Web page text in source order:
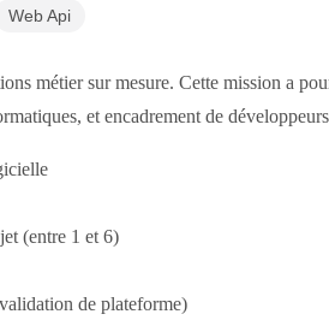
Web Api
métier sur mesure. Cette mission a
et encadrement de
(entre 1 et 6)
de plateforme)